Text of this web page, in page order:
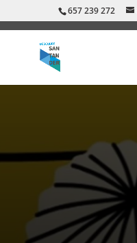
657 239 272